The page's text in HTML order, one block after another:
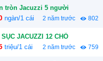
tròn Jacuzzi 5 người
ngàn/1 cái 2 năm trước 802
SỤC JACUZZI 12 CHỔ
triệu/1 cái 2 năm trước 759